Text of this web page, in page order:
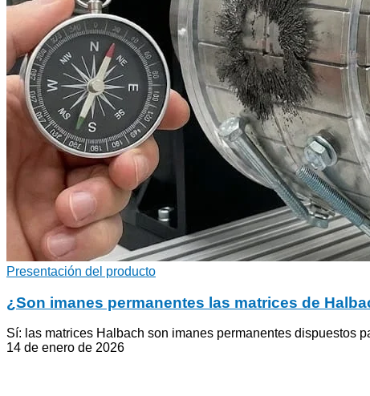
Presentación del producto
¿Son imanes permanentes las matrices de
Sí: las matrices Halbach son imanes permanentes dispuestos
14 de enero de 2026